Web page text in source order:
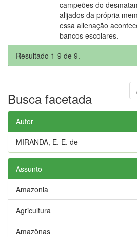
campeões do
alijados da própria
essa alienação
bancos escolares.
Resultado 1-9 de 9.
Busca facetada
Autor
MIRANDA, E. E. de
Assunto
Amazonia
Agricultura
Amazônas